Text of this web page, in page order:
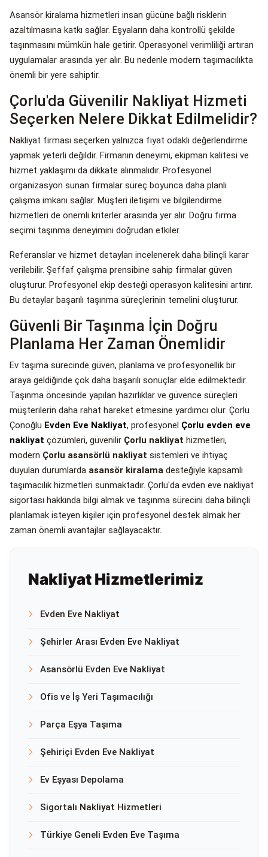
Nakliyat Hizmetlerimiz
Evden Eve Nakliyat
Şehirler Arası Evden Eve Nakliyat
Asansörlü Evden Eve Nakliyat
Ofis ve İş Yeri Taşımacılığı
Parça Eşya Taşıma
Şehiriçi Evden Eve Nakliyat
Ev Eşyası Depolama
Sigortalı Nakliyat Hizmetleri
Türkiye Geneli Evden Eve Taşıma
Asansör kiralama hizmetleri insan gücüne bağlı risklerin
azaltılmasına katkı sağlar. Eşyaların daha kontrollü şekilde
taşınmasını mümkün hale getirir. Operasyonel verimliliği artıran
uygulamalar arasında yer alır. Bu nedenle modern taşımacılıkta
önemli bir yere sahiptir.
Çorlu'da Güvenilir Nakliyat Hizmeti
Seçerken Nelere Dikkat Edilmelidir?
Nakliyat firması seçerken yalnızca fiyat odaklı değerlendirme
yapmak yeterli değildir. Firmanın deneyimi, ekipman kalitesi ve
hizmet yaklaşımı da dikkate alınmalıdır. Profesyonel
organizasyon sunan firmalar süreç boyunca daha planlı
çalışma imkanı sağlar. Müşteri iletişimi ve bilgilendirme
hizmetleri de önemli kriterler arasında yer alır. Doğru firma
seçimi taşınma deneyimini doğrudan etkiler.
Referanslar ve hizmet detayları incelenerek daha bilinçli karar
verilebilir. Şeffaf çalışma prensibine sahip firmalar güven
oluşturur. Profesyonel ekip desteği operasyon kalitesini artırır.
Bu detaylar başarılı taşınma süreçlerinin temelini oluşturur.
Güvenli Bir Taşınma İçin Doğru
Planlama Her Zaman Önemlidir
Ev taşıma sürecinde güven, planlama ve profesyonellik bir
araya geldiğinde çok daha başarılı sonuçlar elde edilmektedir.
Taşınma öncesinde yapılan hazırlıklar ve güvence süreçleri
müşterilerin daha rahat hareket etmesine yardımcı olur. Çorlu
Çonoğlu Evden Eve Nakliyat, profesyonel Çorlu evden eve
nakliyat çözümleri, güvenilir Çorlu nakliyat hizmetleri,
modern Çorlu asansörlü nakliyat sistemleri ve ihtiyaç
duyulan durumlarda asansör kiralama desteğiyle kapsamlı
taşımacılık hizmetleri sunmaktadır. Çorlu'da evden eve nakliyat
sigortası hakkında bilgi almak ve taşınma sürecini daha bilinçli
planlamak isteyen kişiler için profesyonel destek almak her
zaman önemli avantajlar sağlayacaktır.